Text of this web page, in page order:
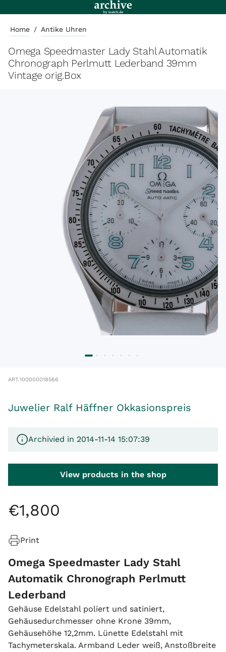
Home / Antike Uhren
Omega Speedmaster Lady Stahl Automatik
Chronograph Perlmutt Lederband 39mm
Vintage orig.Box
ART.100000018566
Juwelier Ralf Häffner Okkasionspreis
Archivied in 2014-11-14 15:07:39
View products in the shop
€1,800
Print
Omega Speedmaster Lady Stahl
Automatik Chronograph Perlmutt
Lederband
Gehäuse Edelstahl poliert und satiniert,
Gehäusedurchmesser ohne Krone 39mm,
Gehäusehöhe 12,2mm. Lünette Edelstahl mit
Tachymeterskala. Armband Leder weiß, Anstoßbreite